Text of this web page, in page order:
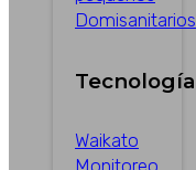
Domisanitarios
Tecnología
Waikato
Monitoreo